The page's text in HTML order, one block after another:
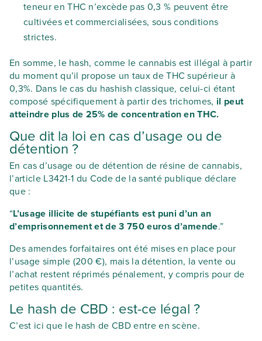
teneur en THC n’excède pas 0,3 % peuvent être
cultivées et commercialisées, sous conditions
strictes.
En somme, le hash, comme le cannabis est illégal à partir
du moment qu’il propose un taux de THC supérieur à
0,3%. Dans le cas du hashish classique, celui-ci étant
composé spécifiquement à partir des trichomes, il peut
atteindre plus de 25% de concentration en THC.
Que dit la loi en cas d’usage ou de
détention ?
En cas d’usage ou de détention de résine de cannabis,
l’article L3421-1 du Code de la santé publique déclare
que :
“L’usage illicite de stupéfiants est puni d’un an
d’emprisonnement et de 3 750 euros d’amende.”
Des amendes forfaitaires ont été mises en place pour
l’usage simple (200 €), mais la détention, la vente ou
l’achat restent réprimés pénalement, y compris pour de
petites quantités.
Le hash de CBD : est-ce légal ?
C’est ici que le hash de CBD entre en scène.